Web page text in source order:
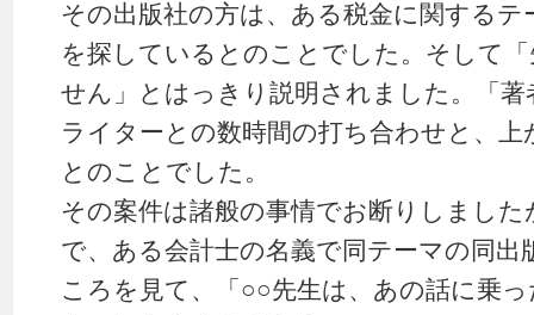
その出版社の方は、ある税金に関するテ
を探しているとのことでした。そして
せん」とはっきり説明されました。「
ライターとの数時間の打ち合わせと、
とのことでした。
その案件は諸般の事情でお断りしました
で、ある会計士の名義で同テーマの同出
ころを見て、「○○先生は、あの話に乗